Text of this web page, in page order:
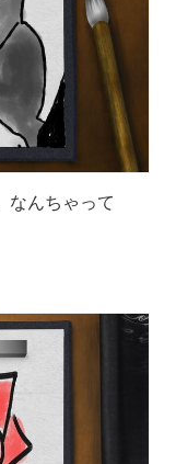
なんちゃって